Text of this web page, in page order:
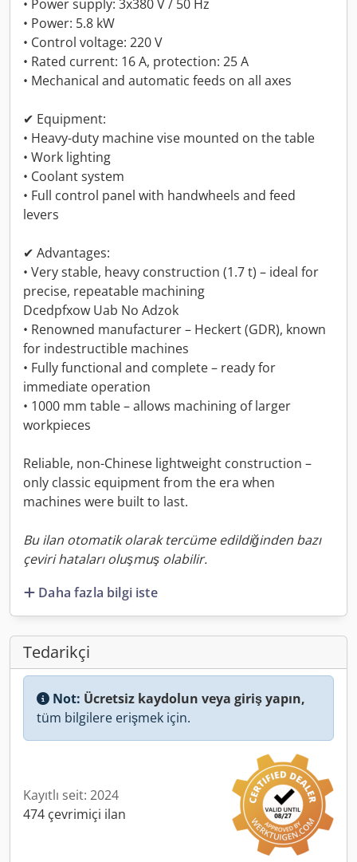
• Power supply: 3x380 V / 50 Hz
• Power: 5.8 kW
• Control voltage: 220 V
• Rated current: 16 A, protection: 25 A
• Mechanical and automatic feeds on all axes
✔ Equipment:
• Heavy-duty machine vise mounted on the table
• Work lighting
• Coolant system
• Full control panel with handwheels and feed
levers
✔ Advantages:
• Very stable, heavy construction (1.7 t) – ideal for
precise, repeatable machining
Dcedpfxow Uab No Adzok
• Renowned manufacturer – Heckert (GDR), known
for indestructible machines
• Fully functional and complete – ready for
immediate operation
• 1000 mm table – allows machining of larger
workpieces
Reliable, non-Chinese lightweight construction –
only classic equipment from the era when
machines were built to last.
Bu ilan otomatik olarak tercüme edildiğinden bazı
çeviri hataları oluşmuş olabilir.
Daha fazla bilgi iste
Tedarikçi
Not: Ücretsiz kaydolun veya giriş yapın,
tüm bilgilere erişmek için.
Kayıtlı seit: 2024
474 çevrimiçi ilan